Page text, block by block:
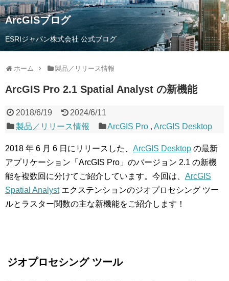
ArcGISブログ
ESRIジャパン株式会社 公式ブログ
ホーム 製品／リリース情報
ArcGIS Pro 2.1 Spatial Analyst の新機能
2018/6/19
2024/6/11
製品／リリース情報
ArcGIS Pro ,ArcGIS Desktop
2018 年 6 月 6 日にリリースした、 ArcGIS Desktop の最新
アプリケーション「ArcGIS Pro」のバージョン 2.1 の新機
能を複数回に分けてご紹介しています。今回は、 ArcGIS
Spatial Analystエクステンションのジオプロセシング ツー
ルとラスター関数の主な新機能をご紹介します！
ジオプロセシング ツール